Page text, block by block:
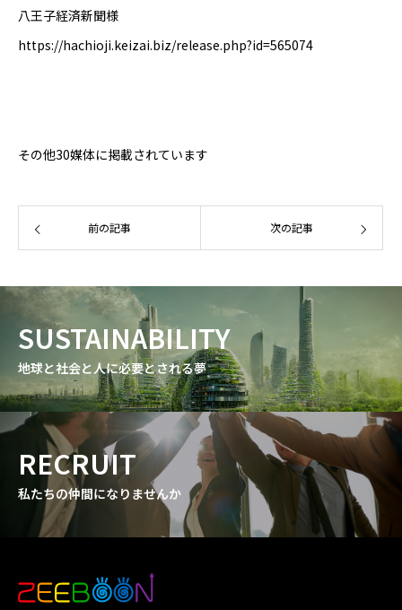
八王子経済新聞様
https://hachioji.keizai.biz/release.php?id=565074
その他30媒体に掲載されています
前の記事 次の記事
SUSTAINABILITY
地球と社会と人に必要とされる夢
RECRUIT
私たちの仲間になりませんか